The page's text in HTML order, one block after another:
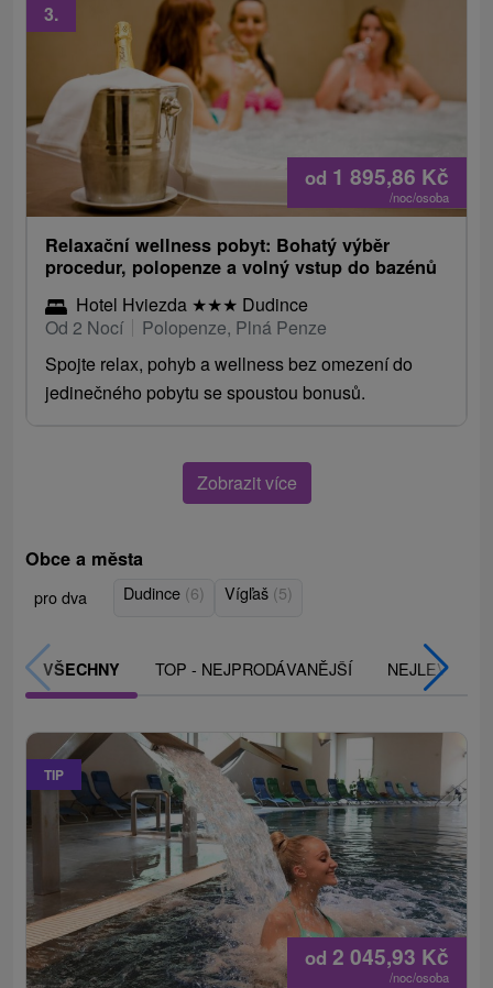
od 1 895,86 Kč
/noc/osoba
3.
Relaxační wellness pobyt: Bohatý výběr
procedur, polopenze a volný vstup do bazénů
Hotel Hviezda ★★★ Dudince
Od 2 Nocí
Polopenze, Plná Penze
Spojte relax, pohyb a wellness bez omezení do
jedinečného pobytu se spoustou bonusů.
Zobrazit více
Obce a města
pro dva Dudince (6) Vígľaš (5)
VŠECHNY TOP - NEJPRODÁVANĚJŠÍ NEJLEVNĚJŠÍ
TIP
od 2 045,93 Kč
/noc/osoba